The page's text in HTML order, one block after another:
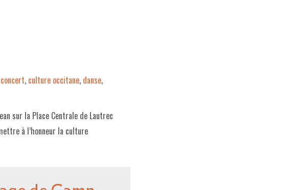
concert, culture occitane, danse,
sur la Place Centrale de Lautrec
à l’honneur la culture